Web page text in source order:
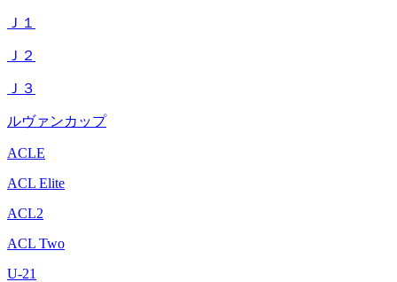
Ｊ１
Ｊ２
Ｊ３
ルヴァンカップ
ACLE
ACL Elite
ACL2
ACL Two
U-21